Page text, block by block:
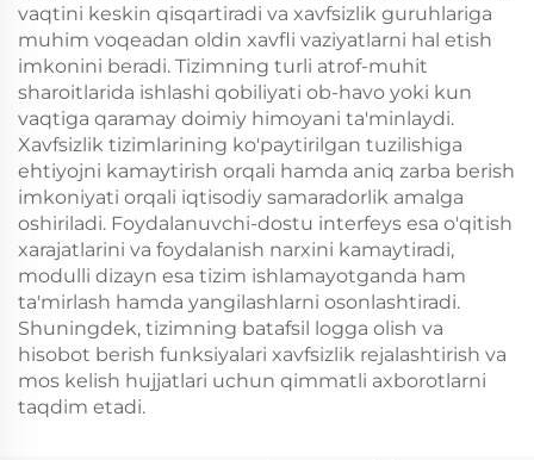
vaqtini keskin qisqartiradi va xavfsizlik guruhlariga
muhim voqeadan oldin xavfli vaziyatlarni hal etish
imkonini beradi. Tizimning turli atrof-muhit
sharoitlarida ishlashi qobiliyati ob-havo yoki kun
vaqtiga qaramay doimiy himoyani ta'minlaydi.
Xavfsizlik tizimlarining ko'paytirilgan tuzilishiga
ehtiyojni kamaytirish orqali hamda aniq zarba berish
imkoniyati orqali iqtisodiy samaradorlik amalga
oshiriladi. Foydalanuvchi-dostu interfeys esa o'qitish
xarajatlarini va foydalanish narxini kamaytiradi,
modulli dizayn esa tizim ishlamayotganda ham
ta'mirlash hamda yangilashlarni osonlashtiradi.
Shuningdek, tizimning batafsil logga olish va
hisobot berish funksiyalari xavfsizlik rejalashtirish va
mos kelish hujjatlari uchun qimmatli axborotlarni
taqdim etadi.